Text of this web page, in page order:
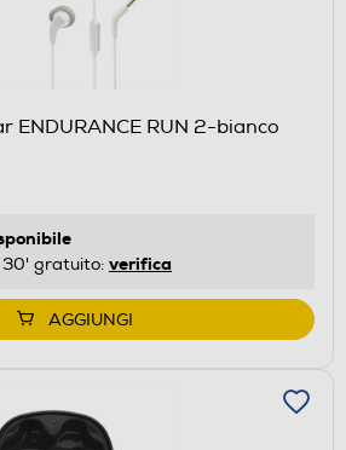
ENDURANCE RUN 2-bianco
30' gratuito: verifica
AGGIUNGI